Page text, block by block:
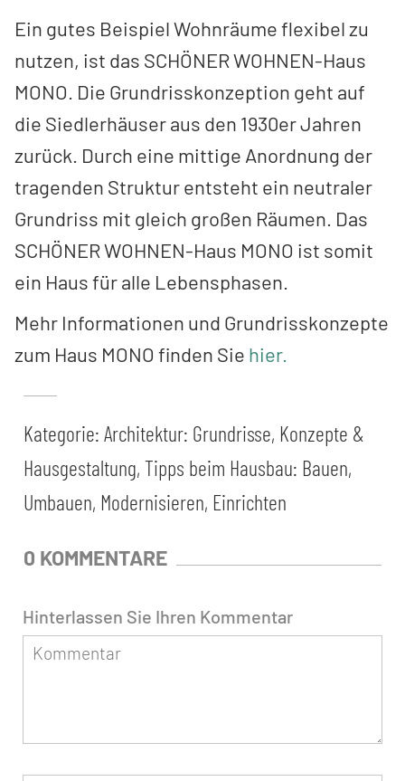
Ein gutes Beispiel Wohnräume flexibel zu
nutzen, ist das SCHÖNER WOHNEN-Haus
MONO. Die Grundrisskonzeption geht auf
die Siedlerhäuser aus den 1930er Jahren
zurück. Durch eine mittige Anordnung der
tragenden Struktur entsteht ein neutraler
Grundriss mit gleich großen Räumen. Das
SCHÖNER WOHNEN-Haus MONO ist somit
ein Haus für alle Lebensphasen.
Mehr Informationen und Grundrisskonzepte
zum Haus MONO finden Sie hier.
Kategorie: Architektur: Grundrisse, Konzepte &
Hausgestaltung, Tipps beim Hausbau: Bauen,
Umbauen, Modernisieren, Einrichten
0 KOMMENTARE
Hinterlassen Sie Ihren Kommentar